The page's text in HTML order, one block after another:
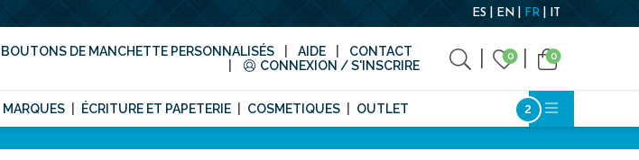
ES EN FR IT
BOUTONS DE MANCHETTE PERSONNALISÉS AIDE
CONTACT
CONNEXION / S'INSCRIRE
0 0
MARQUES ÉCRITURE ET PAPETERIE COSMETIQUES OUTLET